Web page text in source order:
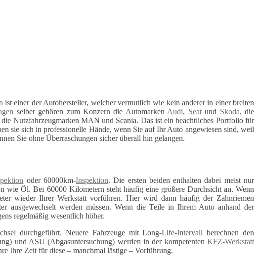
ist einer der Autohersteller, welcher vermutlich wie kein anderer in einer breiten
selber gehören zum Konzern die Automarken Audi, Seatund Skoda, die
Nutzfahrzeugmarken MAN und Scania. Das ist ein beachtliches Portfolio für
sie sich in professionelle Hände, wenn Sie auf Ihr Auto angewiesen sind, weil
Sie ohne Überraschungen sicher überall hin gelangen.
oder 60000km-Inspektion. Die ersten beiden enthalten dabei meist nur
wie Öl. Bei 60000 Kilometern steht häufig eine größere Durchsicht an. Wenn
wieder Ihrer Werkstatt vorführen. Hier wird dann häufig der Zahnriemen
ausgewechselt werden müssen. Wenn die Teile in Ihrem Auto anhand der
regelmäßig wesentlich höher.
durchgeführt. Neuere Fahrzeuge mit Long-Life-Intervall berechnen den
und ASU (Abgasuntersuchung) werden in der kompetenten KFZ-Werkstatt
Ihre Zeit für diese – manchmal lästige – Vorführung.